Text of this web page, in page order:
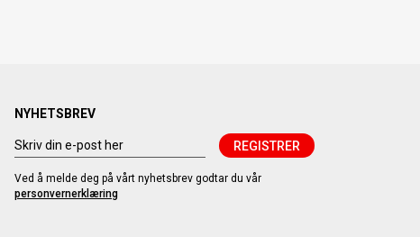
NYHETSBREV
REGISTRER
Ved å melde deg på vårt nyhetsbrev godtar du vår
personvernerklæring